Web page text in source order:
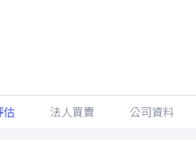
估 法人買賣 公司資料